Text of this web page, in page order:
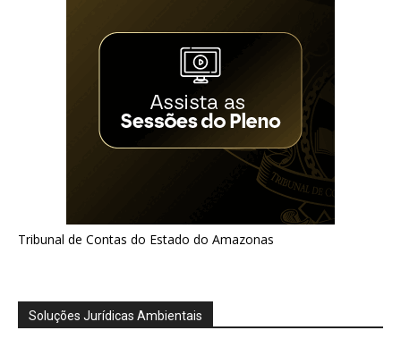
Tribunal de Contas do Estado do Amazonas
Soluções Jurídicas Ambientais